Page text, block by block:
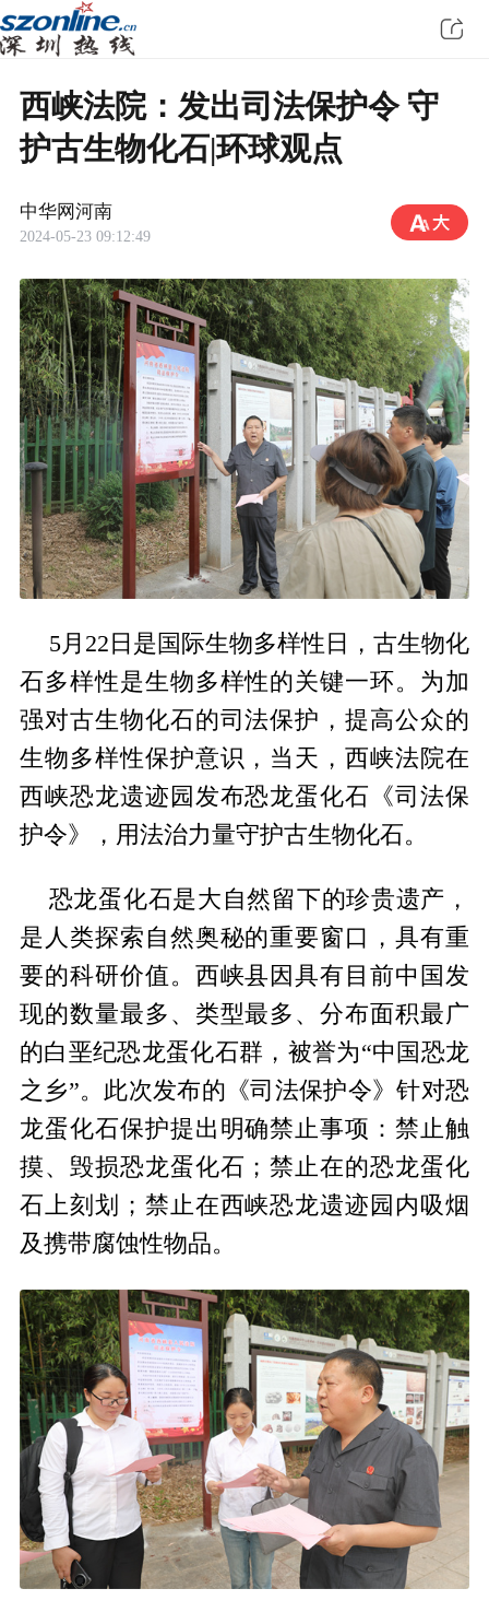
西峡法院：发出司法保护令 守
护古生物化石|环球观点
中华网河南
2024-05-23 09:12:49
5月22日是国际生物多样性日，古生物化
石多样性是生物多样性的关键一环。为加
强对古生物化石的司法保护，提高公众的
生物多样性保护意识，当天，西峡法院在
西峡恐龙遗迹园发布恐龙蛋化石《司法保
护令》，用法治力量守护古生物化石。
恐龙蛋化石是大自然留下的珍贵遗产，
是人类探索自然奥秘的重要窗口，具有重
要的科研价值。西峡县因具有目前中国发
现的数量最多、类型最多、分布面积最广
的白垩纪恐龙蛋化石群，被誉为“中国恐龙
之乡”。此次发布的《司法保护令》针对恐
龙蛋化石保护提出明确禁止事项：禁止触
摸、毁损恐龙蛋化石；禁止在的恐龙蛋化
石上刻划；禁止在西峡恐龙遗迹园内吸烟
及携带腐蚀性物品。